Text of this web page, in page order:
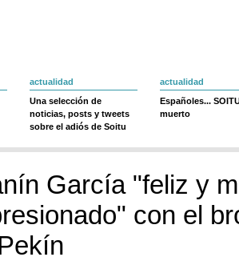
actualidad
Una selección de
noticias, posts y tweets
sobre el adiós de Soitu
actualidad
Españoles...
muerto
García "feliz y
con el